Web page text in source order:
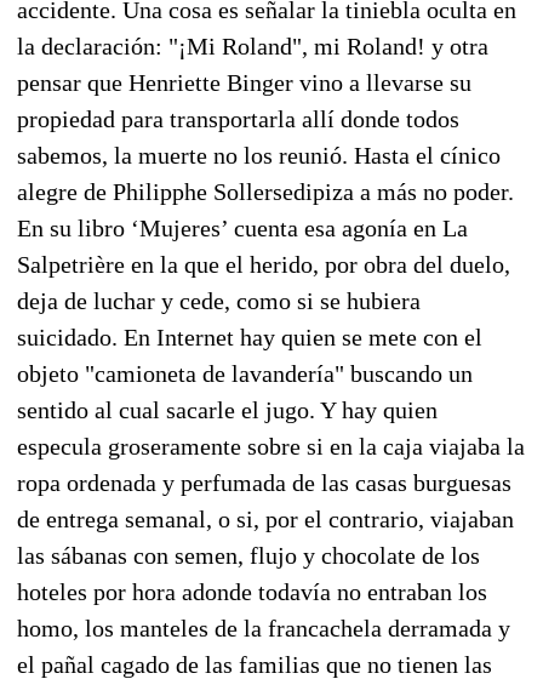
accidente. Una cosa es señalar la tiniebla oculta en
la declaración: "¡Mi Roland", mi Roland! y otra
pensar que Henriette Binger vino a llevarse su
propiedad para transportarla allí donde todos
sabemos, la muerte no los reunió. Hasta el cínico
alegre de Philipphe Sollersedipiza a más no poder.
En su libro ‘Mujeres’ cuenta esa agonía en La
Salpetrière en la que el herido, por obra del duelo,
deja de luchar y cede, como si se hubiera
suicidado. En Internet hay quien se mete con el
objeto "camioneta de lavandería" buscando un
sentido al cual sacarle el jugo. Y hay quien
especula groseramente sobre si en la caja viajaba la
ropa ordenada y perfumada de las casas burguesas
de entrega semanal, o si, por el contrario, viajaban
las sábanas con semen, flujo y chocolate de los
hoteles por hora adonde todavía no entraban los
homo, los manteles de la francachela derramada y
el pañal cagado de las familias que no tienen las